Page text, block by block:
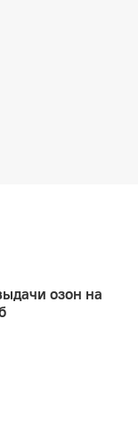
их свойство
в состав
озон на